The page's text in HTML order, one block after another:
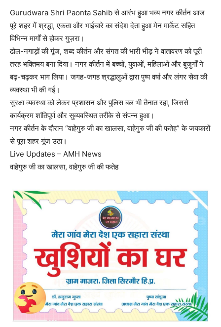
Gurudwara Shri Paonta Sahib से आरंभ हुआ भव्य नगर कीर्तन आज
पूरे शहर में श्रद्धा, एकता और भाईचारे का संदेश देता हुआ मेन मार्केट सहित
विभिन्न मार्गों से होकर गुज़रा।
ढोल-नगाड़ों की गूंज, शब्द कीर्तन और संगत की भारी भीड़ ने वातावरण को पूरी
तरह भक्तिमय बना दिया। नगर कीर्तन में बच्चों, युवाओं, महिलाओं और बुजुर्गों ने
बढ़-चढ़कर भाग लिया। जगह-जगह श्रद्धालुओं द्वारा पुष्प वर्षा और लंगर सेवा की
व्यवस्था भी की गई।
सुरक्षा व्यवस्था को लेकर प्रशासन और पुलिस बल भी तैनात रहा, जिससे
कार्यक्रम शांतिपूर्ण और सुव्यवस्थित तरीके से संपन्न हुआ।
नगर कीर्तन के दौरान “वाहेगुरु जी का खालसा, वाहेगुरु जी की फतेह” के जयकारों
से पूरा शहर गूंज उठा।
Live Updates – AMH News
वाहेगुरु जी का खालसा, वाहेगुरु जी की फतेह